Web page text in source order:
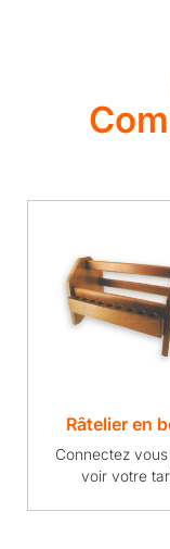
Râtelier en
Connectez
voir votre